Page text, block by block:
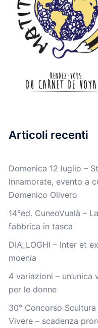
Articoli recenti
Domenica 12 luglio –
Innamorate, evento a
Domenico Olivero
14°ed. CuneoVualà – La
fabbrica in tasca
DIA_LOGHI – Inter et
moenia
4 variazioni – un’unica
per le donne
30° Concorso Scultura
Vivere – scadenza